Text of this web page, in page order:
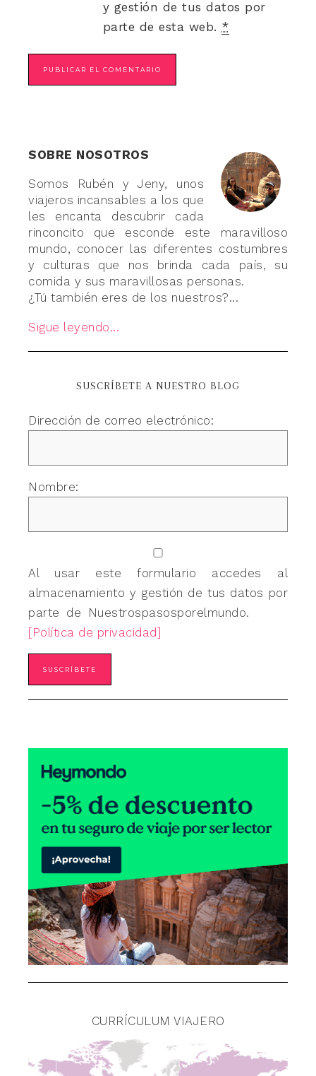
y gestión de tus datos por
parte de esta web. *
SOBRE NOSOTROS
Somos Rubén y Jeny, unos
viajeros incansables a los que
les encanta descubrir cada
rinconcito que esconde este maravilloso
mundo, conocer las diferentes costumbres
y culturas que nos brinda cada país, su
comida y sus maravillosas personas.
¿Tú también eres de los nuestros?...
Sigue leyendo...
SUSCRÍBETE A NUESTRO BLOG
Dirección de correo electrónico:
Nombre:
Al usar este formulario accedes al
almacenamiento y gestión de tus datos por
parte de Nuestrospasosporelmundo.
[Política de privacidad]
CURRÍCULUM VIAJERO